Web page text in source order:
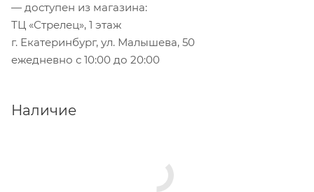
— доступен из магазина:
ТЦ «Стрелец», 1 этаж
г. Екатеринбург, ул. Малышева, 50
ежедневно с 10:00 до 20:00
Наличие